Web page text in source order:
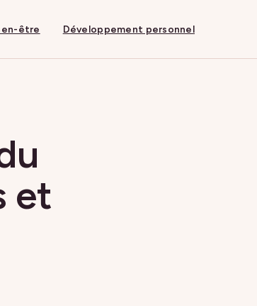
être Développement personnel
et